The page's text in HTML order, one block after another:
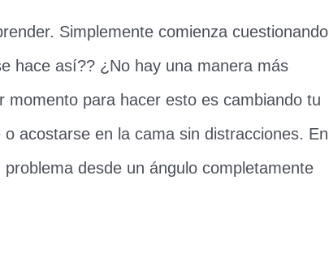
Simplemente comienza cuestionando
hace así?? ¿No hay una manera más
momento para hacer esto es cambiando tu
acostarse en la cama sin distracciones. En
desde un ángulo completamente